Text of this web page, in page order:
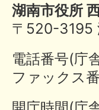
湖南市役所
〒520-3195
電話番号(
ファックス